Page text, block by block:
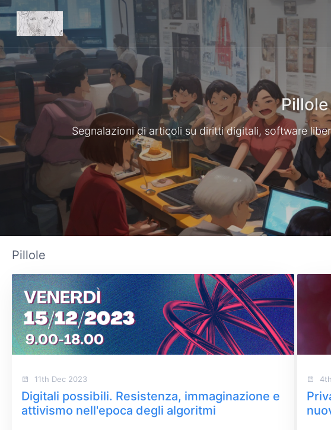
Segnalazioni di articoli su diritti digitali, software
Pillole
11th Dec 2023
Digitali possibili. Resistenza, immaginazione e
attivismo nell'epoca degli algoritmi